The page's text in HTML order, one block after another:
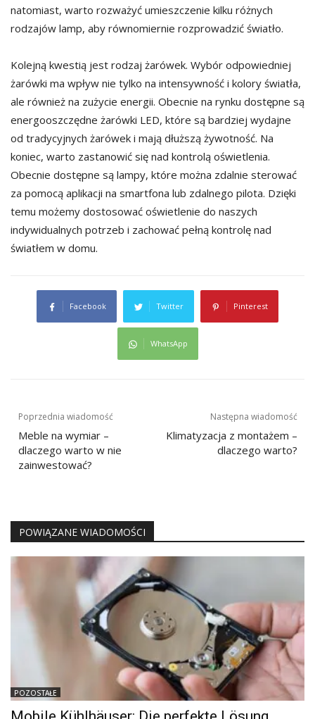
natomiast, warto rozważyć umieszczenie kilku różnych
rodzajów lamp, aby równomiernie rozprowadzić światło.
Kolejną kwestią jest rodzaj żarówek. Wybór odpowiedniej
żarówki ma wpływ nie tylko na intensywność i kolory światła,
ale również na zużycie energii. Obecnie na rynku dostępne są
energooszczędne żarówki LED, które są bardziej wydajne
od tradycyjnych żarówek i mają dłuższą żywotność. Na
koniec, warto zastanowić się nad kontrolą oświetlenia.
Obecnie dostępne są lampy, które można zdalnie sterować
za pomocą aplikacji na smartfona lub zdalnego pilota. Dzięki
temu możemy dostosować oświetlenie do naszych
indywidualnych potrzeb i zachować pełną kontrolę nad
światłem w domu.
Facebook Twitter Pinterest
WhatsApp
Nawigacja
wpisu
Poprzednia wiadomość
Meble na wymiar –
dlaczego warto w nie
zainwestować?
Następna wiadomość
Klimatyzacja z montażem –
dlaczego warto?
POWIĄZANE WIADOMOŚCI
POZOSTAŁE